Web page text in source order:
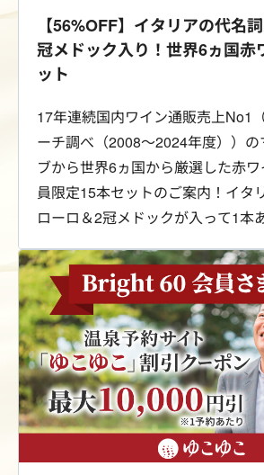
【56%OFF】イタリアの代名
冠メドック入り！世界6ヵ国赤
ット
17年連続国内ワイン通販売上No1
ーチ調べ（2008～2024年度））
ブから世界6ヵ国から厳選した赤
員限定15本セットのご案内！イタ
ローロ＆2冠メドックが入って1本